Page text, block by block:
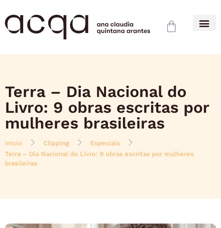
Terra – Dia Nacional do
Livro: 9 obras escritas por
mulheres brasileiras
Início Clipping
Especiais
Terra – Dia Nacional do Livro: 9 obras escritas por mulheres
brasileiras